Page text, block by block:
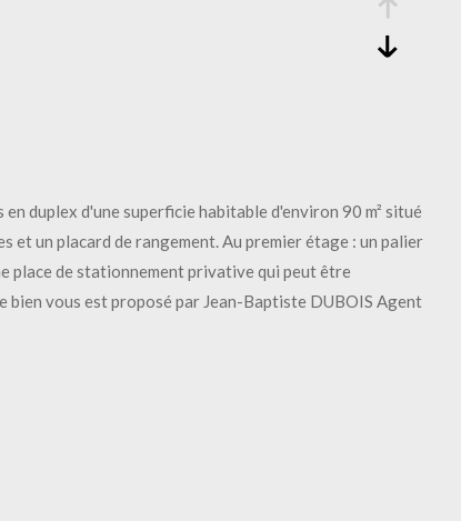
duplex d'une superficie habitable d'environ 90 m² situé
et un placard de rangement. Au premier étage : un palier
place de stationnement privative qui peut être
bien vous est proposé par Jean-Baptiste DUBOIS Agent